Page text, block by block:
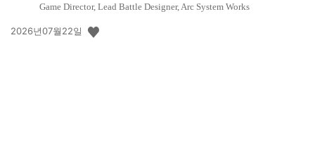
Game Director, Lead Battle Designer, Arc System Works
공
2026년07월22일